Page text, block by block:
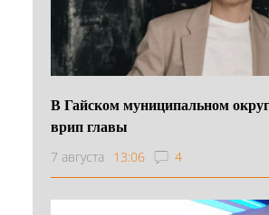
В Гайском муниципальном
врип главы
7 августа 13:06 4